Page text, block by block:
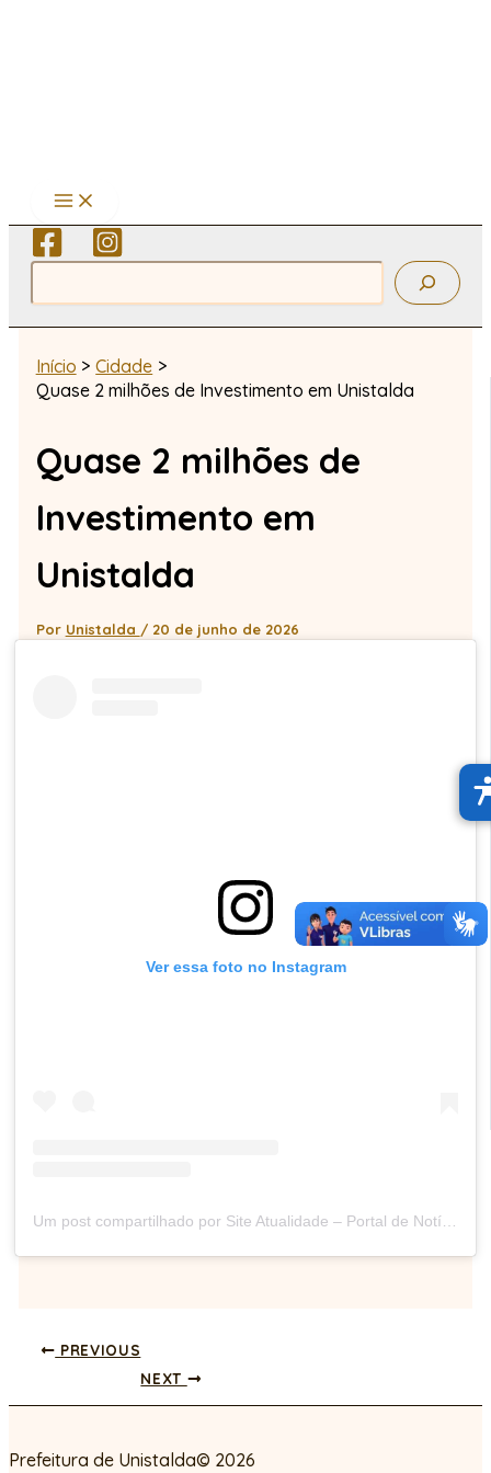
Pesquisar
Início
Cidade
Quase 2 milhões de Investimento em Unistalda
Quase 2 milhões de
Investimento em
Unistalda
Por Unistalda / 20 de junho de 2026
Ver essa foto no Instagram
Um post compartilhado por Site Atualidade – Portal de Notícias (@siteatualidade)
PREVIOUS
NEXT
Prefeitura de Unistalda© 2026